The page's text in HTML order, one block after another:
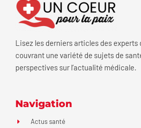
Lisez les derniers articles des experts
couvrant une variété de sujets de
perspectives sur l’actualité médicale.
Navigation
Actus santé